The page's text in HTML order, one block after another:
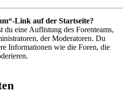
Link auf der Startseite?
du eine Auflistung des Forenteams,
der Moderatoren. Du
Informationen wie die Foren, die